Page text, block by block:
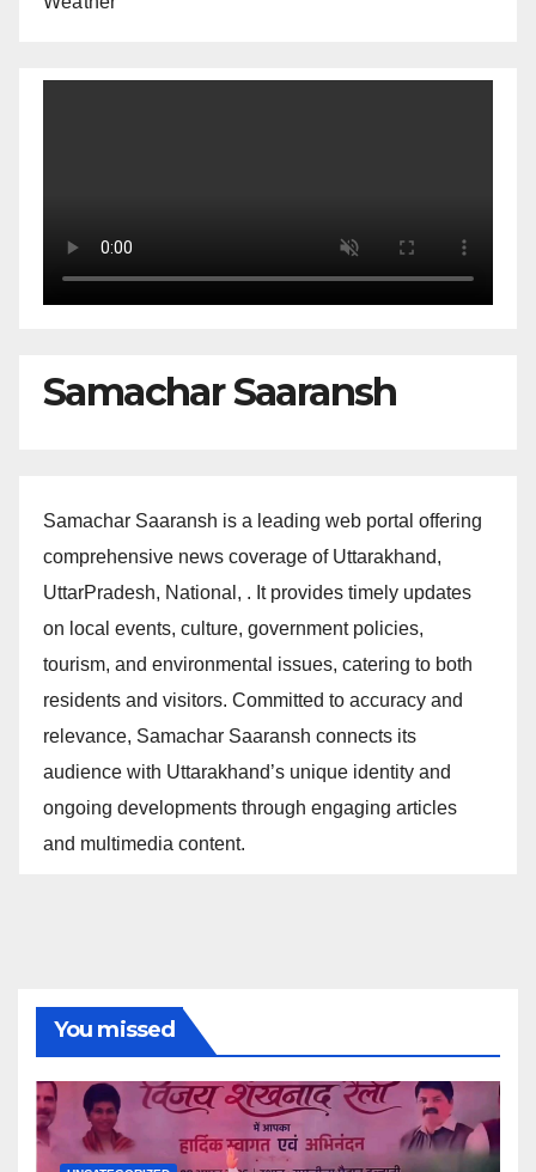
Samachar Saaransh
Samachar Saaransh is a leading web portal offering
comprehensive news coverage of Uttarakhand,
UttarPradesh, National, . It provides timely updates
on local events, culture, government policies,
tourism, and environmental issues, catering to both
residents and visitors. Committed to accuracy and
relevance, Samachar Saaransh connects its
audience with Uttarakhand’s unique identity and
ongoing developments through engaging articles
and multimedia content.
You missed